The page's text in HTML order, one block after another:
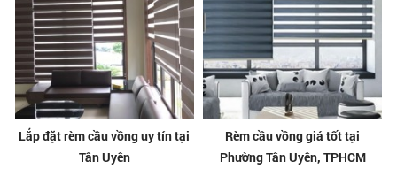
Lắp đặt rèm cầu vồng uy tín tại
Tân Uyên
Rèm cầu vồng giá tốt tại
Phường Tân Uyên, TPHCM